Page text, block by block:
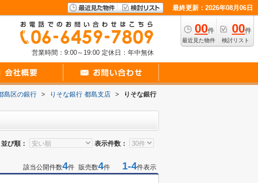
最終更新：2026年08月06日
00件
最近見た物件
00件
検討リスト
営業時間：9:00～19:00 定休日：年中無休
島区の銀行 > りそな銀行 都島支店 >
りそな銀行
並び順： 表示件数：
該当公開件数4件 販売数4件 1-4件表示